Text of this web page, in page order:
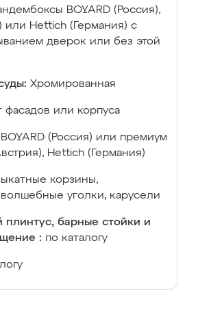
BOYARD (Россия),
или Hettich (Германия) с
дверок или без этой
Хромированная
фасадов или корпуса
BOYARD (Россия) или премиум
Hettich (Германия)
корзины,
уголки, карусели
плинтус, барные стойки и
: по каталогу